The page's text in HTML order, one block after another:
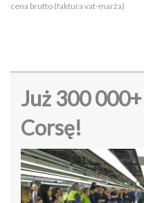
cena brutto (faktura vat-marża)
Już 300
Corsę!